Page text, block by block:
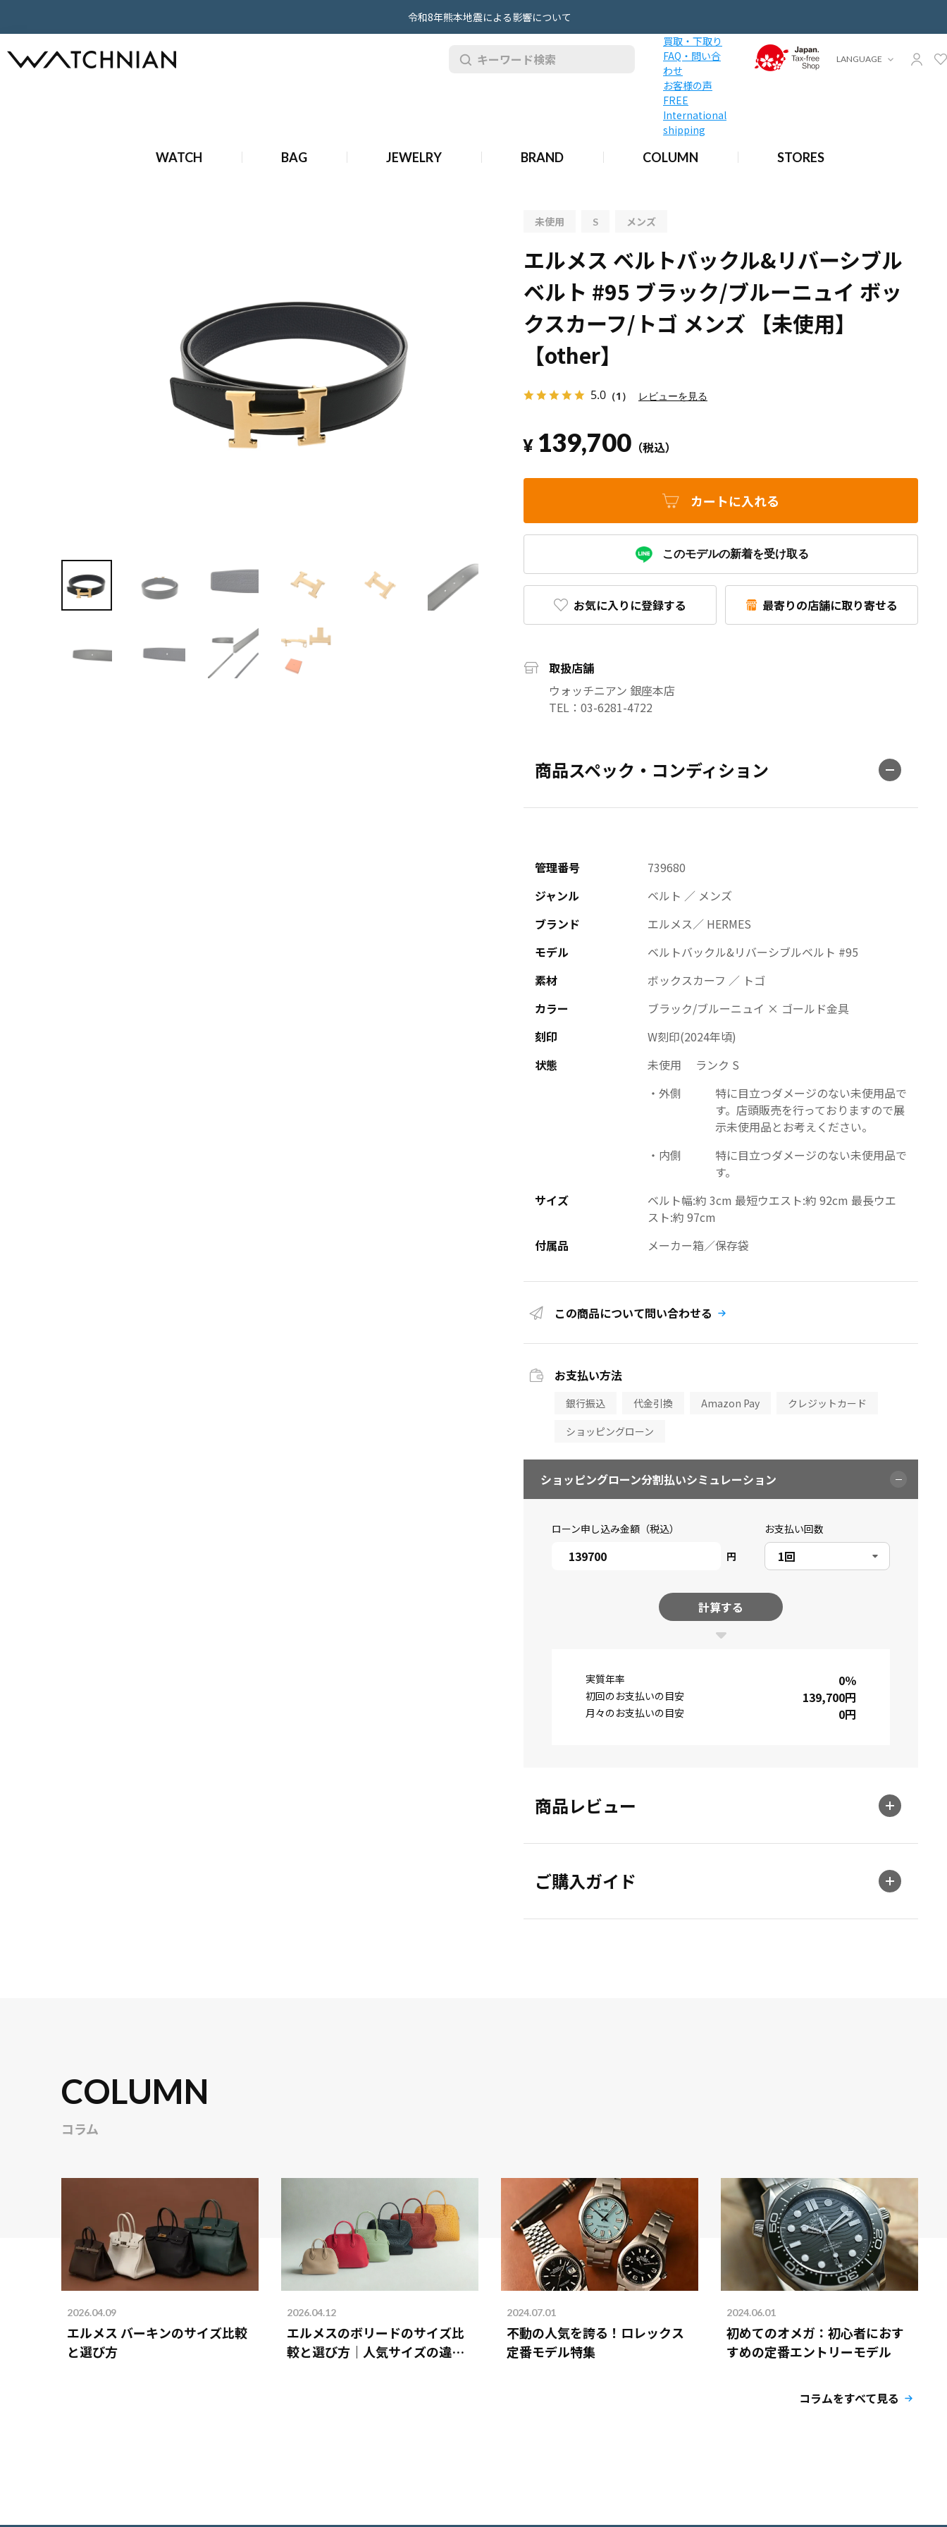
令和8年熊本地震による影響について
買取・下取り
FAQ・問い合
わせ
お客様の声
FREE
International
shipping
WATCH BAG JEWELRY BRAND COLUMN STORES
LANGUAGE
エルメス ベルトバックル&リバーシブルベルト #95 ブラック/ブルーニュイ ボックスカーフ/トゴ メンズ 【未使用】【other】
未使用品
エルメス ベルトバックル&リバーシブルベルト #95 ブラック/ブルーニュイ ボックスカーフ/トゴ メンズ 【未使用】【other】
ブランド財布・小物 雑貨 エルメス ベルトバックル&リバーシブルベルト #95 ブラック/ブルーニュイ ボックスカーフ/トゴ メンズ 【未使用】【other】
未使用 S メンズ
エルメス ベルトバックル&リバーシブル
ベルト #95 ブラック/ブルーニュイ ボッ
クスカーフ/トゴ メンズ 【未使用】
【other】
5.0 （1） レビューを見る
¥ 139,700 （税込）
カートに入れる
このモデルの新着を受け取る
お気に入りに登録する 最寄りの店舗に取り寄せる
取扱店舗
ウォッチニアン 銀座本店
TEL：03-6281-4722
商品スペック・コンディション
管理番号
739680
ジャンル
ベルト ／ メンズ
ブランド
エルメス／ HERMES
モデル
ベルトバックル&リバーシブルベルト #95
素材
ボックスカーフ ／ トゴ
カラー
ブラック/ブルーニュイ × ゴールド金具
刻印
W刻印(2024年頃)
状態
未使用 ランク S
外側
特に目立つダメージのない未使用品で
す。店頭販売を行っておりますので展
示未使用品とお考えください。
内側
特に目立つダメージのない未使用品で
す。
サイズ
ベルト幅:約 3cm 最短ウエスト:約 92cm 最長ウエ
スト:約 97cm
付属品
メーカー箱／保存袋
この商品について問い合わせる
お支払い方法
銀行振込 代金引換 Amazon Pay
クレジットカード
ショッピングローン
ショッピングローン分割払いシミュレーション
ローン申し込み金額（税込）
円
お支払い回数
計算する
実質年率 0％
初回のお支払いの目安 139,700円
月々のお支払いの目安 0円
商品レビュー
ご購入ガイド
COLUMN
コラム
2026.04.09
エルメス バーキンのサイズ比較
と選び方
2026.04.12
エルメスのボリードのサイズ比
較と選び方｜人気サイズの違い
2024.07.01
不動の人気を誇る！ロレックス
定番モデル特集
2024.06.01
初めてのオメガ：初心者におす
すめの定番エントリーモデル
コラムをすべて見る